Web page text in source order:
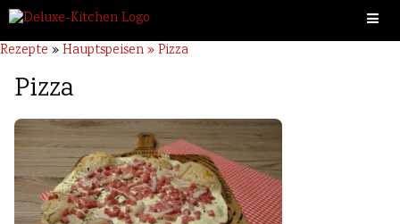
Rezepte »Hauptspeisen » Pizza
Pizza